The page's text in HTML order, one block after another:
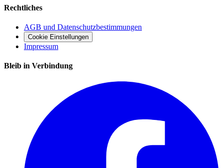
Rechtliches
AGB und Datenschutzbestimmungen
Cookie Einstellungen
Impressum
Bleib in Verbindung